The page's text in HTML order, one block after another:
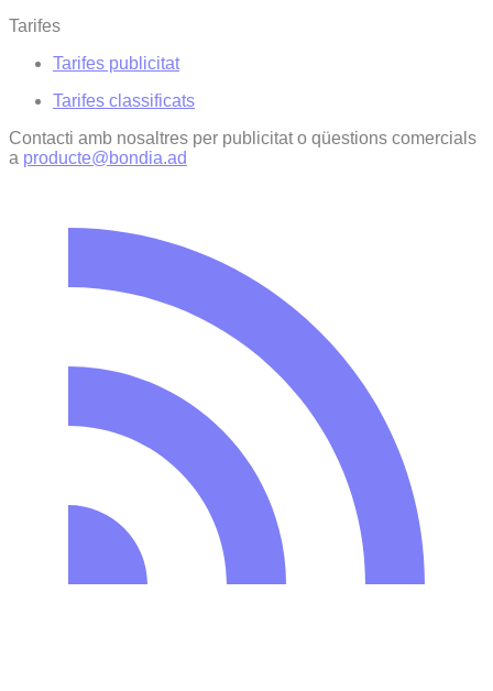
Tarifes
Tarifes publicitat
Tarifes classificats
Contacti amb nosaltres per publicitat o qüestions comercials
a producte@bondia.ad